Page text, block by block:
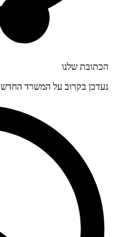
הכתובת שלנו
נעדכן בקרוב על המשרד החדש